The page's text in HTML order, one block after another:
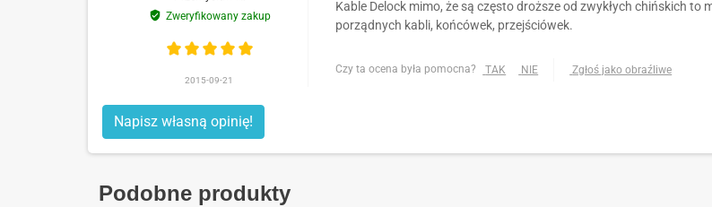
Zweryfikowany zakup
2015-09-21
Kable Delock mimo, że są często droższe od zwykłych chińskich
porządnych kabli, końcówek, przejściówek.
Czy ta ocena była pomocna? TAK NIE Zgłoś jako obraźliwe
Napisz własną opinię!
Podobne produkty